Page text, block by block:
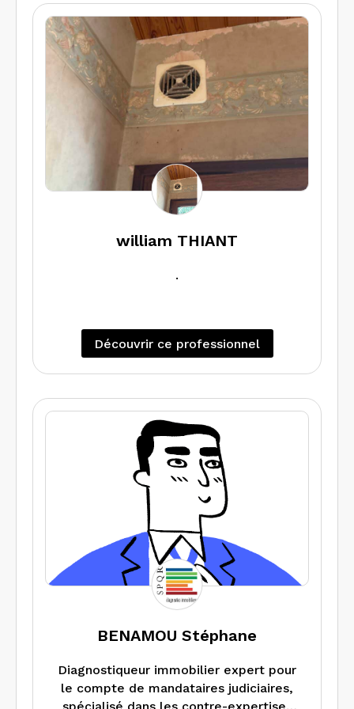
Nous réalisons les diagnostics
nécessaires à la vente ou la location de
vos biens (logement ou local
d’activité). Nos prestations incluent :
diagnostic performance énergétique
DPE, diagnostics amiante / plomb /
électricité, état des risques et
pollutions ERP, mesurage. Pourquoi
nous choisir ? Diagnostiqueur certifié et
assuré. À l’écoute de vos besoins
spécifiques et délais rapides possibles.
Devis gratuit et personnalisé – tarifs
diagnostics selon le type de bien.
william THIANT
.
Découvrir ce professionnel
BENAMOU Stéphane
Diagnostiqueur immobilier expert pour
le compte de mandataires judiciaires,